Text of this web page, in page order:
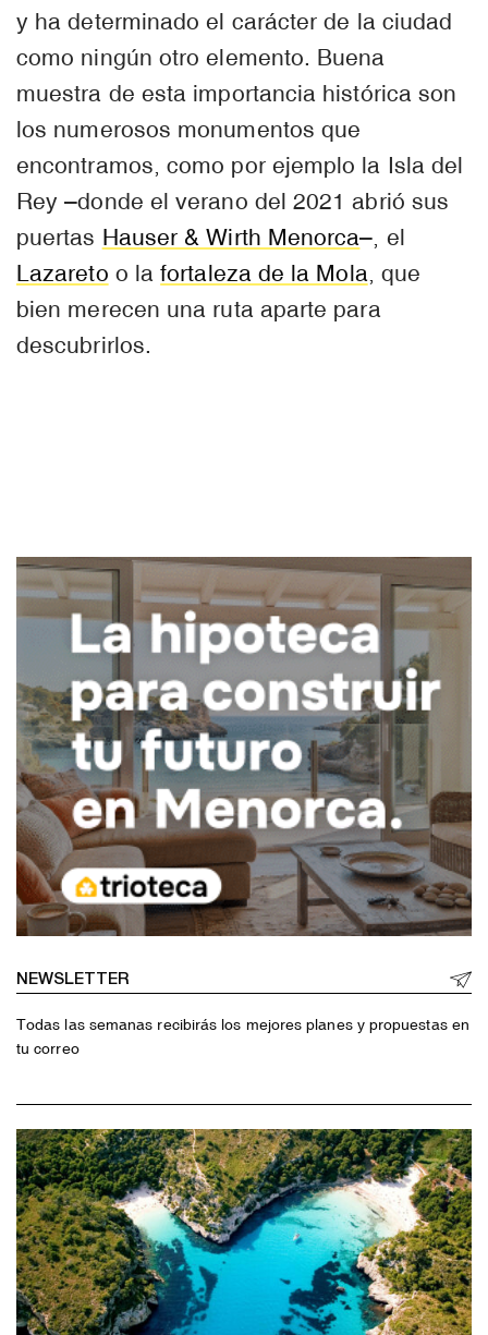
y ha determinado el carácter de la ciudad
como ningún otro elemento. Buena
muestra de esta importancia histórica son
los numerosos monumentos que
encontramos, como por ejemplo la Isla del
Rey –donde el verano del 2021 abrió sus
puertas Hauser & Wirth Menorca–, el
Lazareto o lafortaleza de la Mola , que
bien merecen una ruta aparte para
descubrirlos.
NEWSLETTER
Todas las semanas recibirás los mejores planes y propuestas en
tu correo